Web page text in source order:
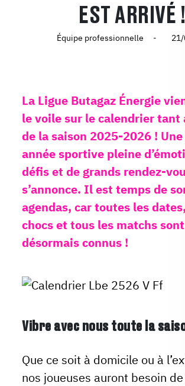
EST ARRIVÉ !
Équipe professionnelle
La Ligue Butagaz Énergie
le voile sur le calendrier tant
de la saison 2025-2026 !
année sportive pleine
défis et de grands rendez-
s’annonce. Il est temps de
agendas, car toutes les
chocs et tous les matchs sont
désormais connus !
Vibre avec nous toute la
Que ce soit à domicile ou à
nos joueuses auront besoin